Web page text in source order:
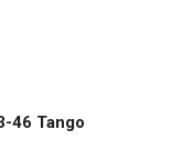
46 Tango